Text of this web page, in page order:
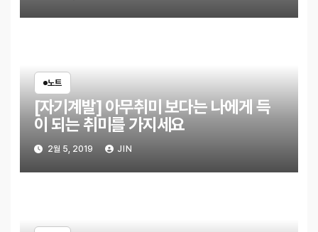
노트
[자기계발] 아무취미 보다는 나에게 득
이 되는 취미를 가지세요
2월 5, 2019 JIN